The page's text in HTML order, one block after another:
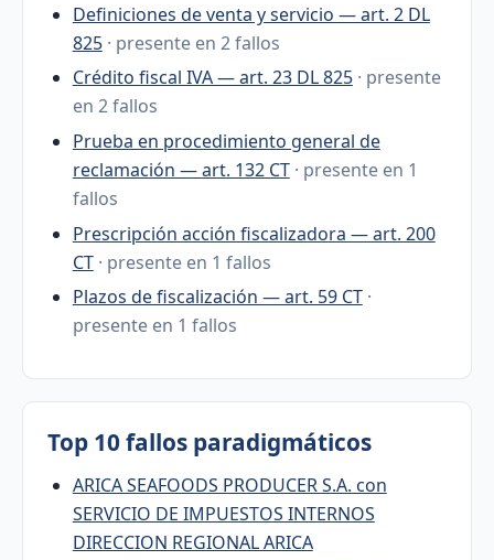
Definiciones de venta y servicio — art. 2 DL
825 · presente en 2 fallos
Crédito fiscal IVA — art. 23 DL 825 · presente
en 2 fallos
Prueba en procedimiento general de
reclamación — art. 132 CT · presente en 1
fallos
Prescripción acción fiscalizadora — art. 200
CT · presente en 1 fallos
Plazos de fiscalización — art. 59 CT ·
presente en 1 fallos
Top 10 fallos paradigmáticos
ARICA SEAFOODS PRODUCER S.A. con
SERVICIO DE IMPUESTOS INTERNOS
DIRECCION REGIONAL ARICA